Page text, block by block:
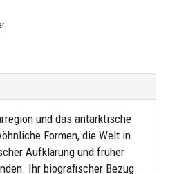
und das antarktische
Formen, die Welt in
Aufklärung und früher
Ihr biografischer Bezug